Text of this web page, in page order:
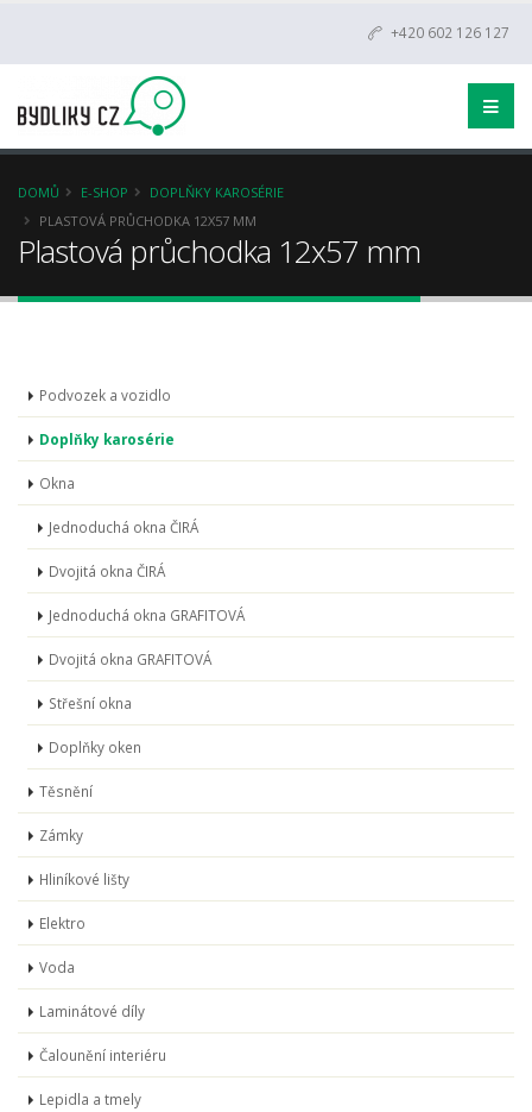
+420 602 126 127
DOMŮ E-SHOP
DOPLŇKY KAROSÉRIE
PLASTOVÁ PRŮCHODKA 12X57 MM
Plastová průchodka 12x57 mm
Podvozek a vozidlo
Doplňky karosérie
Okna
Jednoduchá okna ČIRÁ
Dvojitá okna ČIRÁ
Jednoduchá okna GRAFITOVÁ
Dvojitá okna GRAFITOVÁ
Střešní okna
Doplňky oken
Těsnění
Zámky
Hliníkové lišty
Elektro
Voda
Laminátové díly
Čalounění interiéru
Lepidla a tmely